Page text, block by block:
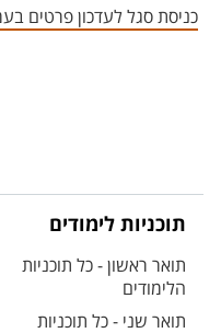
כניסת סגל לעדכון פרטים
תוכניות לימודים
תואר ראשון - כל תוכניות
הלימודים
תואר שני - כל תוכניות